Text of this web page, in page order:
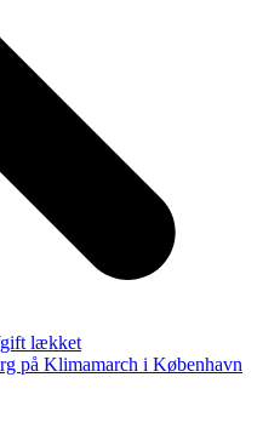
lækket
på Klimamarch i København